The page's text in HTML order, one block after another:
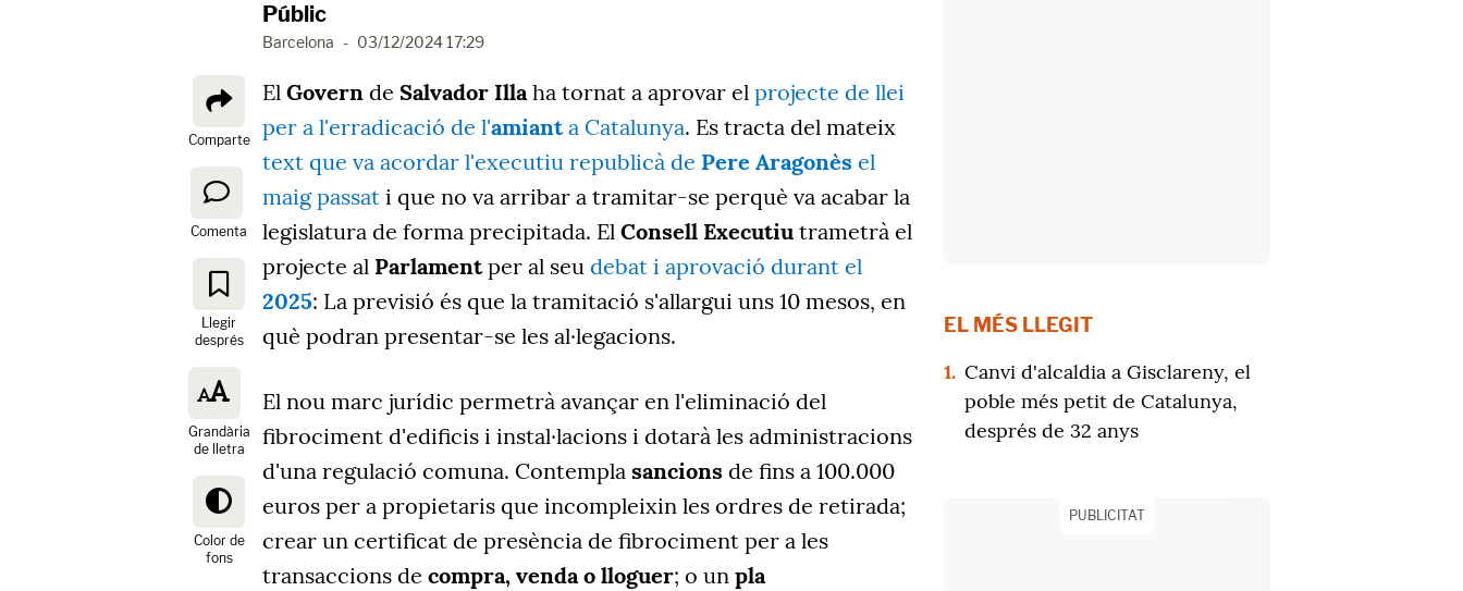
Públic
Barcelona - 03/12/2024 17:29
Comparte
Comenta
Llegir
després
Grandària
de lletra
Color de
fons
El Govern de Salvador Illaha tornat a aprovar el projecte de llei
per a l'erradicació de l'amianta Catalunya. Es tracta del mateix
text que va acordar l'executiu republicà de Pere Aragonès el
maig passat i que no va arribar a tramitar-se perquè va acabar la
legislatura de forma precipitada. El Consell Executiu trametrà el
projecte al Parlamentper al seu debat i aprovació durant el
2025: La previsió és que la tramitació s'allargui uns 10 mesos, en
què podran presentar-se les al·legacions.
El nou marc jurídic permetrà avançar en l'eliminació del
fibrociment d'edificis i instal·lacions i dotarà les administracions
d'una regulació comuna. Contempla sancions de fins a 100.000
euros per a propietaris que incompleixin les ordres de retirada;
crear un certificat de presència de fibrociment per a les
transaccions de compra, venda o lloguer; o un pla
EL MÉS LLEGIT
1. Canvi d'alcaldia a Gisclareny, el
poble més petit de Catalunya,
després de 32 anys
PUBLICITAT